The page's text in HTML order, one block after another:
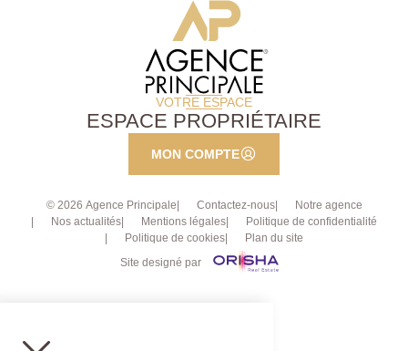
VOTRE ESPACE
ESPACE PROPRIÉTAIRE
MON COMPTE
© 2026 Agence Principale Contactez-nous
Notre agence
Nos actualités
Mentions légales
Politique de confidentialité
Politique de cookies
Plan du site
Site designé par